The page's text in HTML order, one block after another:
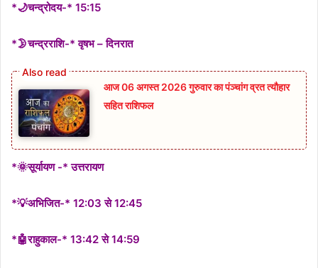
*🌙चन्द्रोदय-* 15:15
*🌛चन्द्रराशि-* वृषभ – दिनरात
आज 06 अगस्त 2026 गुरुवार का पंञ्चांग व्रत त्यौहार
सहित राशिफल
*🌞सूर्यायण -* उत्तरायण
*💡अभिजित-* 12:03 से 12:45
*🤖राहुकाल-* 13:42 से 14:59